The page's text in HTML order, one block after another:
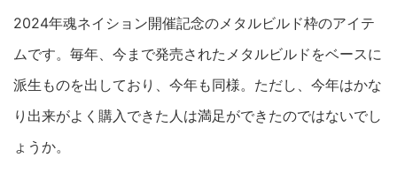
2024年魂ネイション開催記念のメタルビルド枠のアイテ
ムです。毎年、今まで発売されたメタルビルドをベースに
派生ものを出しており、今年も同様。ただし、今年はかな
り出来がよく購入できた人は満足ができたのではないでし
ょうか。